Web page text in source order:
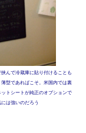
んで冷蔵庫に貼り付けることも
型であればこそ。米国内では裏
トシートが純正のオプションで
は強いのだろう